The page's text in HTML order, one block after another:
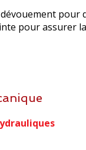
pour
pour assurer